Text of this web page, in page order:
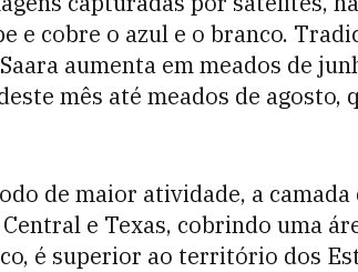
e cobre o azul e o branco.
aumenta em meados de
mês até meados de agosto,
de maior atividade, a camada
e Texas, cobrindo uma
é superior ao território dos